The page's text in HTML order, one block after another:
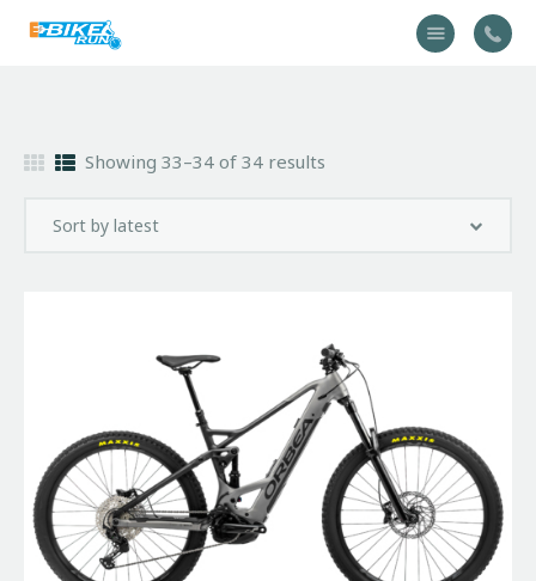
Vélo
Équipement
Showing 33–34 of 34 results